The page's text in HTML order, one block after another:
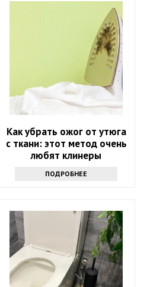
Как убрать ожог от утюга
с ткани: этот метод очень
любят клинеры
ПОДРОБНЕЕ